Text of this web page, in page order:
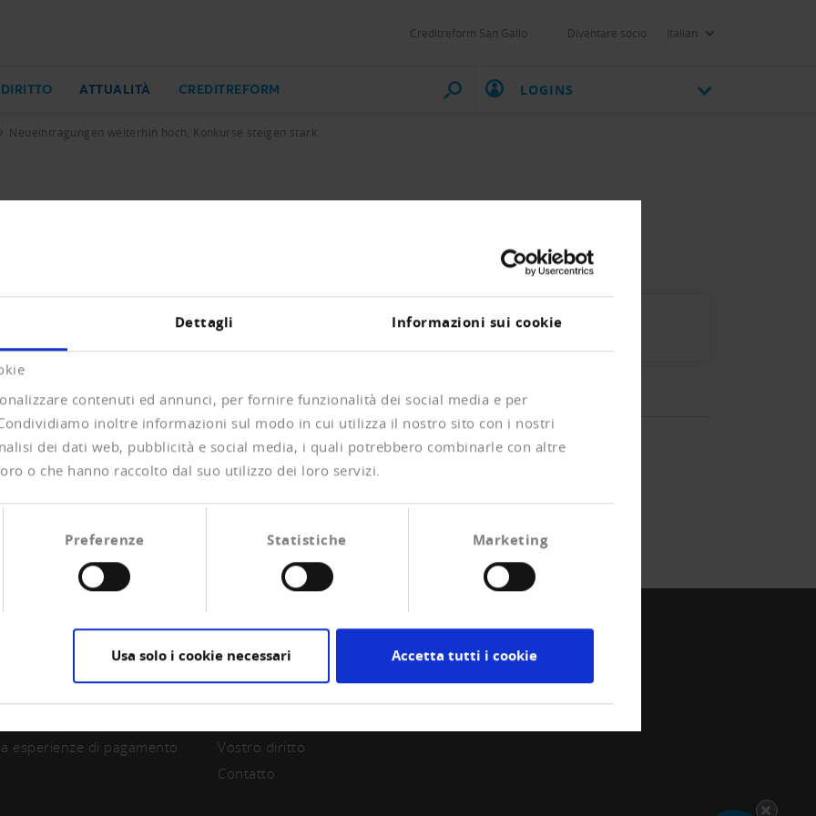
Dettagli Informazioni sui cookie
contenuti ed annunci, per fornire funzionalità dei social media e per
inoltre informazioni sul modo in cui utilizza il nostro sito con i nostri
dei dati web, pubblicità e social media, i quali potrebbero combinarle con altre
o che hanno raccolto dal suo utilizzo dei loro servizi.
Preferenze Statistiche Marketing
Usa solo i cookie necessari Accetta tutti i cookie
Creditreform San Gallo Diventare socio Italian
ATTUALITÀ CREDITREFORM LOGINS
Neueintragungen weiterhin hoch, Konkurse steigen stark
hoch, Konkurse steigen stark
und Löschungen mit Vorjahresvergleich.
esperienze di pagamento
CREDITREFORM
Vostro diritto
Contatto